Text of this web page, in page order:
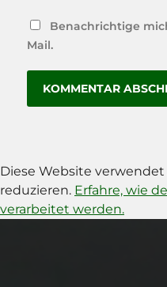
Benachrichtige
Mail.
Diese Website
reduzieren. Erfahre, wie
verarbeitet werden.